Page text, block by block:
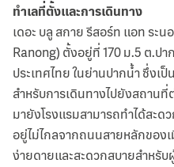
ทำเลที่ตั้งและการเดินทาง
เดอะ บลู สกาย รีสอร์ท แอท ระ
Ranong) ตั้งอยู่ที่ 170 ม.5 ต.ปา
ประเทศไทย ในย่านปากน้ำ ซึ่งเ
สำหรับการเดินทางไปยังสถานที่
มายังโรงแรมสามารถทำได้สะ
อยู่ไม่ไกลจากถนนสายหลักของ
ง่ายดายและสะดวกสบายสำหรับ